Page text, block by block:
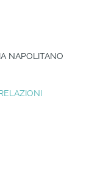
NAPOLITANO